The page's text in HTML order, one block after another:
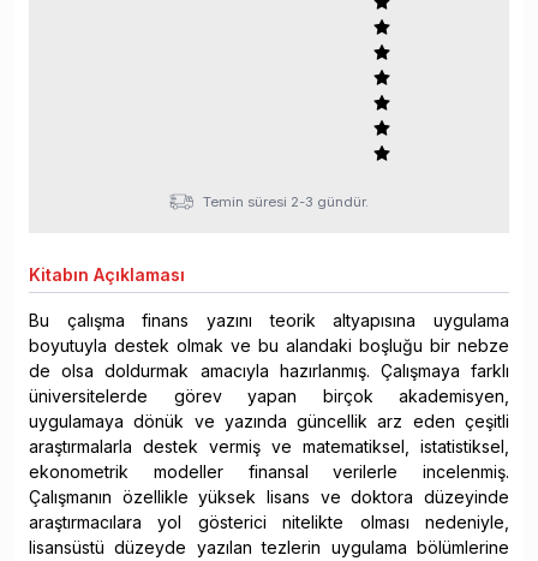
Temin süresi 2-3 gündür.
Kitabın Açıklaması
Bu çalışma finans yazını teorik altyapısına uygulama
boyutuyla destek olmak ve bu alandaki boşluğu bir nebze
de olsa doldurmak amacıyla hazırlanmış. Çalışmaya farklı
üniversitelerde görev yapan birçok akademisyen,
uygulamaya dönük ve yazında güncellik arz eden çeşitli
araştırmalarla destek vermiş ve matematiksel, istatistiksel,
ekonometrik modeller finansal verilerle incelenmiş.
Çalışmanın özellikle yüksek lisans ve doktora düzeyinde
araştırmacılara yol gösterici nitelikte olması nedeniyle,
lisansüstü düzeyde yazılan tezlerin uygulama bölümlerine